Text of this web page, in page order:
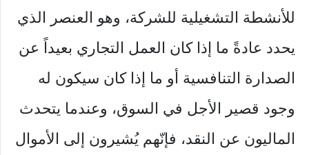
للأنشطة التشغيلية للشركة، وهو العنصر الذي
يحدد عادةً ما إذا كان العمل التجاري بعيداً عن
الصدارة التنافسية أو ما إذا كان سيكون له
وجود قصير الأجل في السوق، وعندما يتحدث
الماليون عن النقد، فإنّهم يُشيرون إلى الأموال